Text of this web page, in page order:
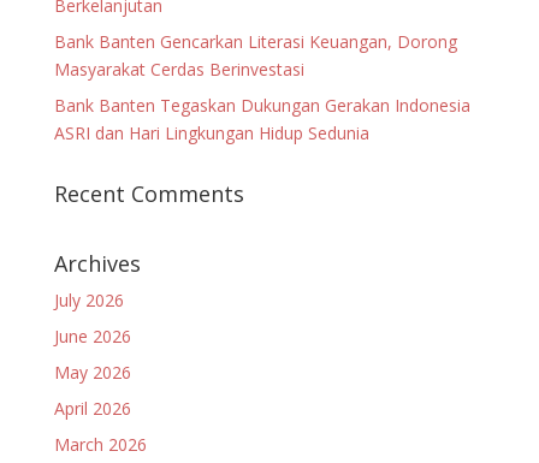
Berkelanjutan
Bank Banten Gencarkan Literasi Keuangan, Dorong
Masyarakat Cerdas Berinvestasi
Bank Banten Tegaskan Dukungan Gerakan Indonesia
ASRI dan Hari Lingkungan Hidup Sedunia
Recent Comments
Archives
July 2026
June 2026
May 2026
April 2026
March 2026